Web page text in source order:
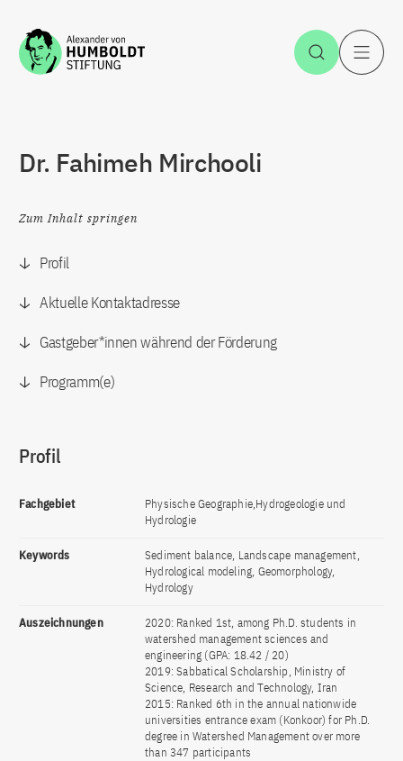
Zum Inhalt springen Suche
Dr. Fahimeh Mirchooli
Zum Inhalt springen
Profil
Aktuelle Kontaktadresse
Gastgeber*innen während der Förderung
Programm(e)
Profil
Fachgebiet
Physische Geographie,Hydrogeologie und
Hydrologie
Keywords
Sediment balance, Landscape management,
Hydrological modeling, Geomorphology,
Hydrology
Auszeichnungen
2020: Ranked 1st, among Ph.D. students in
watershed management sciences and
engineering (GPA: 18.42 / 20)
2019: Sabbatical Scholarship, Ministry of
Science, Research and Technology, Iran
2015: Ranked 6th in the annual nationwide
universities entrance exam (Konkoor) for Ph.D.
degree in Watershed Management over more
than 347 participants